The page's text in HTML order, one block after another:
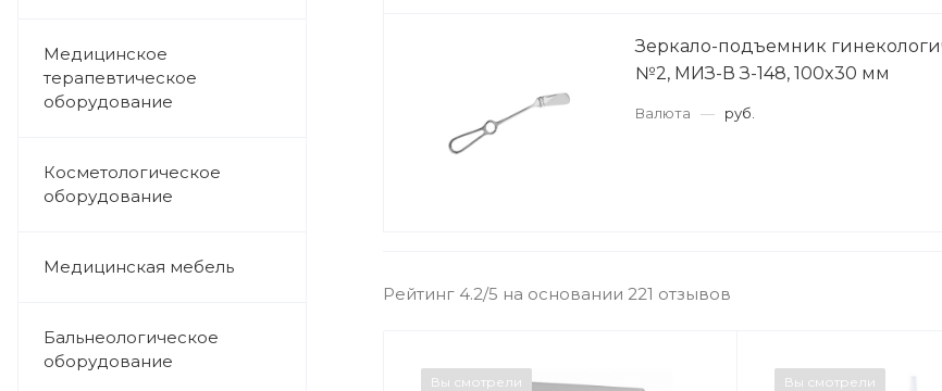
Медицинское
терапевтическое
оборудование
Косметологическое
оборудование
Медицинская мебель
Бальнеологическое
оборудование
Зеркало-подъемник
№2, МИЗ-В З-148, 100x30 мм
Валюта — руб.
Рейтинг 4.2/5 на основании 221 отзывов
Вы смотрели Вы смотрели